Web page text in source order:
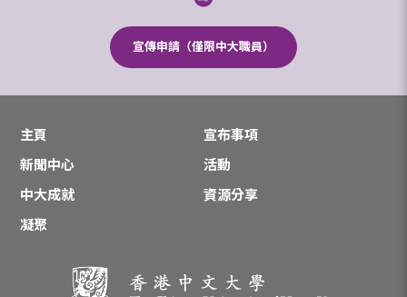
宣傳申請（僅限中大職員）
主頁
宣布事項
新聞中心
活動
中大成就
資源分享
凝聚